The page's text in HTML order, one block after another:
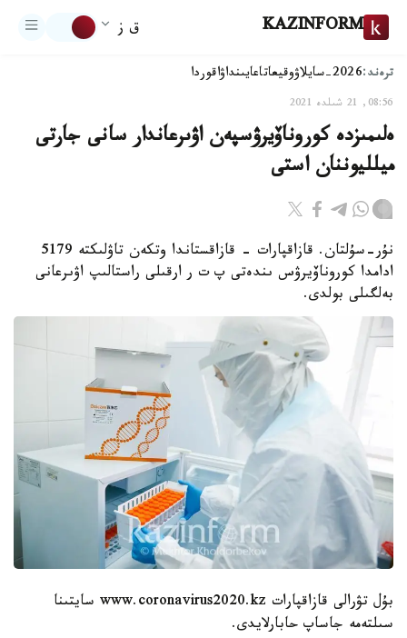
KAZINFORM ق ز
ترەند:2026-سايلاۋ وقيعاتاعايىنداۋاقوردا
08:56, 21 شىلدە 2021
ەلىمىزدە كوروناۆيرۋسپەن اۋىرعاندار سانى جارتى
ميلليوننان استى
نۇر-سۇلتان. قازاقپارات - قازاقستاندا وتكەن تاۋلىكتە 5179
ادامدا كوروناۆيرۋس ىندەتى پ ت ر ارقىلى راستالىپ اۋىرعانى
بەلگىلى بولدى.
بۇل تۋرالى قازاقپارات www.coronavirus2020.kz سايتىنا
سىلتەمە جاساپ حابارلايدى.